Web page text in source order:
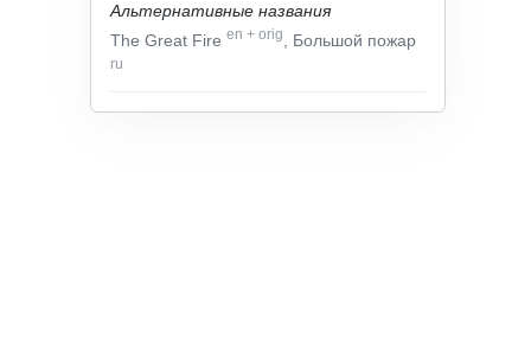
Альтернативные названия
The Great Fire en + orig , Большой пожар
ru